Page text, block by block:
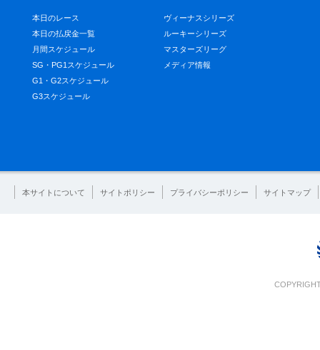
本日のレース
本日の払戻金一覧
月間スケジュール
SG・PG1スケジュール
G1・G2スケジュール
G3スケジュール
ヴィーナスシリーズ
ルーキーシリーズ
マスターズリーグ
メディア情報
本サイトについて サイトポリシー プライバシーポリシー サイトマップ